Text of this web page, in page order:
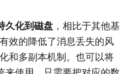
久化到磁盘 ，相比于其他基
效的降低了消息丢失的风
和多副本机制。也可以将